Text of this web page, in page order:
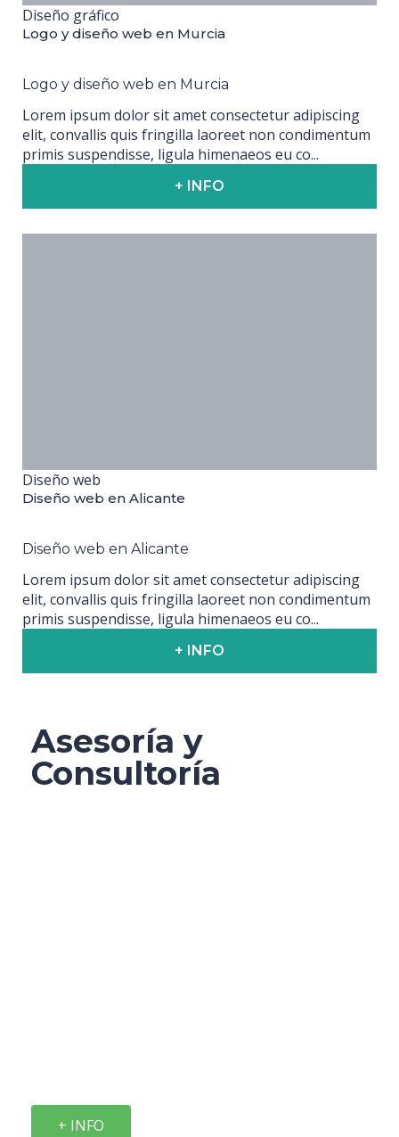
Diseño gráfico
Logo y diseño web en Murcia
Logo y diseño web en Murcia
Lorem ipsum dolor sit amet consectetur adipiscing
elit, convallis quis fringilla laoreet non condimentum
primis suspendisse, ligula himenaeos eu co...
+ INFO
Diseño web
Diseño web en Alicante
Diseño web en Alicante
Lorem ipsum dolor sit amet consectetur adipiscing
elit, convallis quis fringilla laoreet non condimentum
primis suspendisse, ligula himenaeos eu co...
+ INFO
Asesoría y
Consultoría
+ INFO